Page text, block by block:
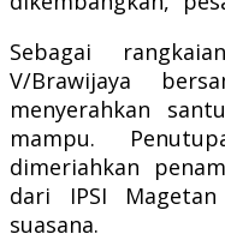
Sebagai
V/Brawijaya
menyerahkan
mampu.
dimeriahkan
dari IPSI
suasana.